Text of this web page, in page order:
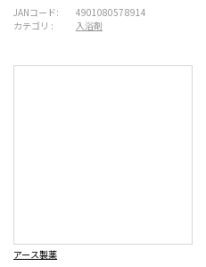
JANコード:
4901080578914
カテゴリ :
入浴剤
アース製薬